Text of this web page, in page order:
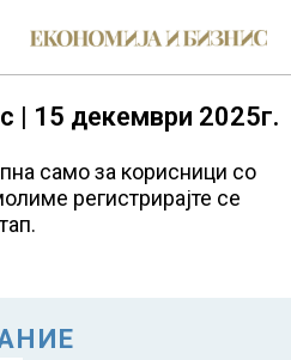
| 15 декември 2025г.
само за корисници со
регистрирајте се